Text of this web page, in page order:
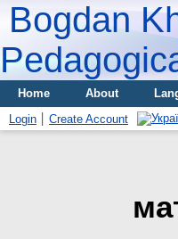
Bogdan
Home About
Login
Create Account